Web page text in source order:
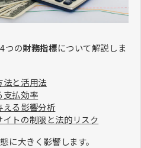
つの財務指標について解説しま
法と活用法
支払効率
える影響分析
トの制限と法的リスク
に大きく影響します。